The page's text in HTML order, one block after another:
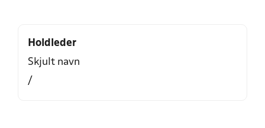
Holdleder
Skjult navn
/